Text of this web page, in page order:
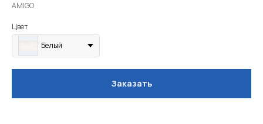
AMIGO
Цвет
Белый
Заказать